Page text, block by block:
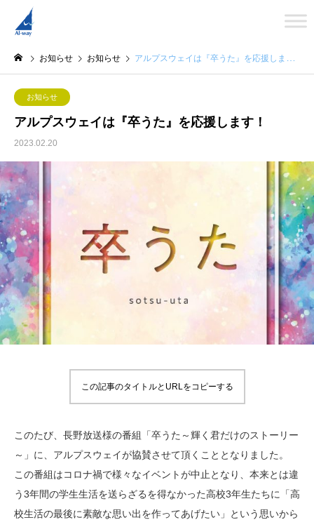
お知らせ お知らせ アルプスウェイは『卒うた』を応援します！
お知らせ
アルプスウェイは『卒うた』を応援します！
2023.02.20
この記事のタイトルとURLをコピーする
このたび、長野放送様の番組「卒うた～輝く君だけのストーリー
～」に、アルプスウェイが協賛させて頂くこととなりました。
この番組はコロナ禍で様々なイベントが中止となり、本来とは違
う3年間の学生生活を送らざるを得なかった高校3年生たちに「高
校生活の最後に素敵な思い出を作ってあげたい」という思いから